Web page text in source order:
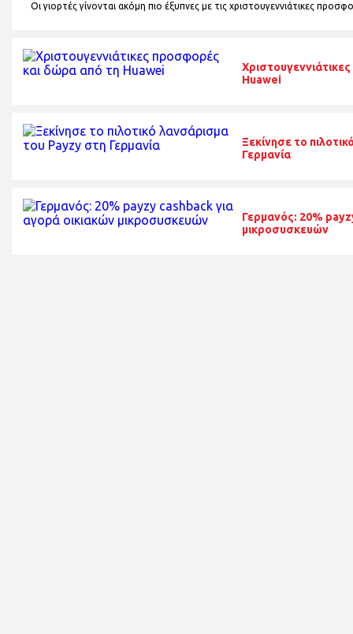
Οι γιορτές γίνονται ακόμη πιο έξυπνες με τις χριστουγεννιάτικες
Huawei
Ξεκίνησε το
Γερμανία
Γερμανός: 20%
μικροσυσκευών